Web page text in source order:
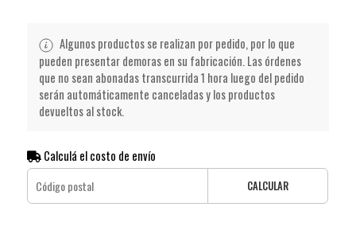
Algunos productos se realizan por pedido, por lo que
pueden presentar demoras en su fabricación. Las órdenes
que no sean abonadas transcurrida 1 hora luego del pedido
serán automáticamente canceladas y los productos
devueltos al stock.
Calculá el costo de envío
CALCULAR